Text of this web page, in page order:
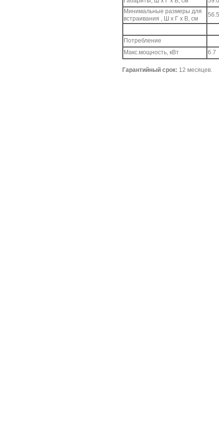
Минимальные размеры для
встраивания , Ш x Г x В, см
Потребление
Макс.мощность, кВт
6.7
Гарантийный срок: 12 месяцев.